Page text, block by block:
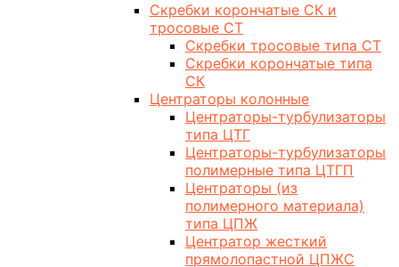
Скребки корончатые СК и
тросовые СТ
Скребки тросовые типа СТ
Скребки корончатые типа
СК
Центраторы колонные
Центраторы-турбулизаторы
типа ЦТГ
Центраторы-турбулизаторы
полимерные типа ЦТГП
Центраторы (из
полимерного материала)
типа ЦПЖ
Центратор жесткий
прямолопастной ЦПЖС